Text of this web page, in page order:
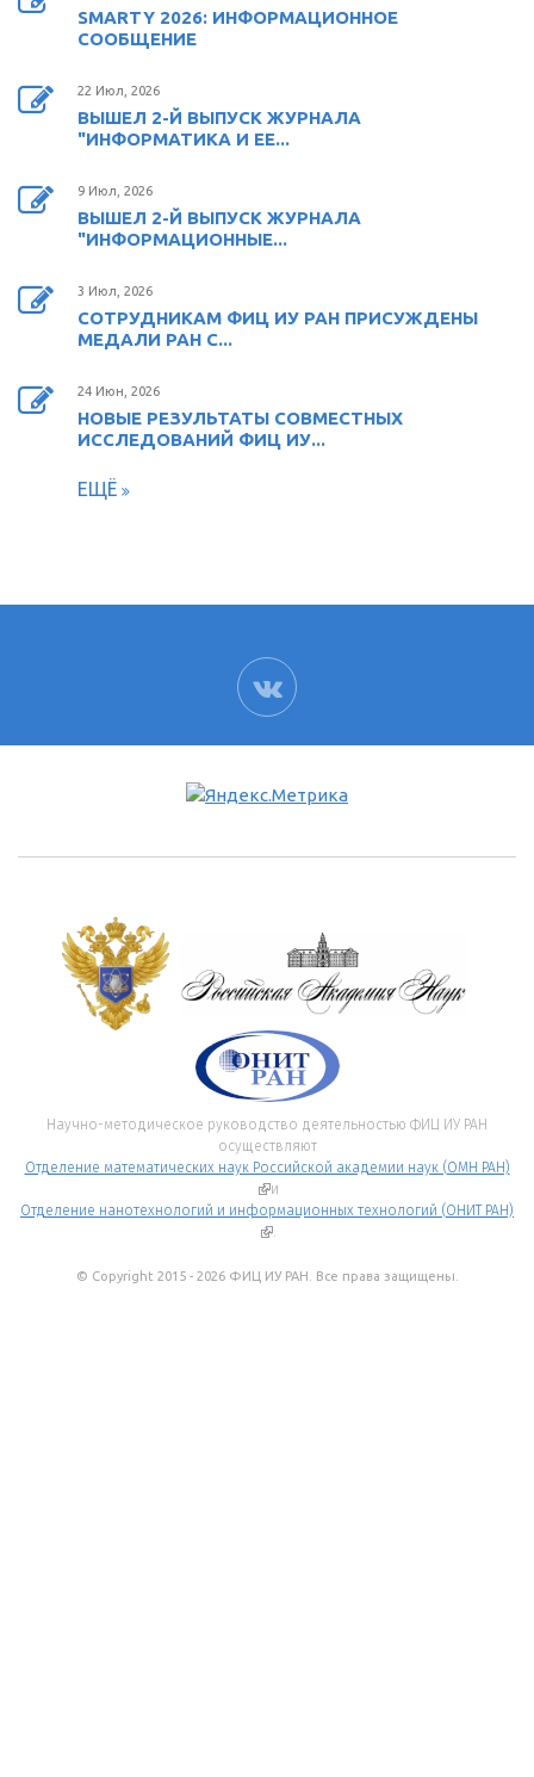
SMARTY 2026: ИНФОРМАЦИОННОЕ
СООБЩЕНИЕ
22 Июл, 2026
ВЫШЕЛ 2-Й ВЫПУСК ЖУРНАЛА
"ИНФОРМАТИКА И ЕЕ...
9 Июл, 2026
ВЫШЕЛ 2-Й ВЫПУСК ЖУРНАЛА
"ИНФОРМАЦИОННЫЕ...
3 Июл, 2026
СОТРУДНИКАМ ФИЦ ИУ РАН ПРИСУЖДЕНЫ
МЕДАЛИ РАН С...
24 Июн, 2026
НОВЫЕ РЕЗУЛЬТАТЫ СОВМЕСТНЫХ
ИССЛЕДОВАНИЙ ФИЦ ИУ...
ЕЩЁ
ВК
Научно-методическое руководство деятельностью ФИЦ ИУ РАН
осуществляют
Отделение математических наук Российской академии наук (ОМН РАН)
(внешняя ссылка)
и
Отделение нанотехнологий и информационных технологий (ОНИТ РАН)
(внешняя ссылка)
.
© Copyright 2015 - 2026 ФИЦ ИУ РАН. Все права защищены.